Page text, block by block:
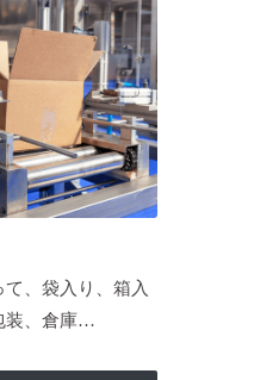
、袋入り、箱入
装、倉庫…